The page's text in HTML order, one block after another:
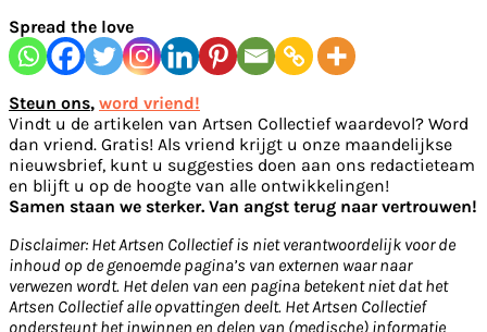
Spread the love
Steun ons, word vriend!
Vindt u de artikelen van Artsen Collectief waardevol? Word
dan vriend. Gratis! Als vriend krijgt u onze maandelijkse
nieuwsbrief, kunt u suggesties doen aan ons redactieteam
en blijft u op de hoogte van alle ontwikkelingen!
Samen staan we sterker. Van angst terug naar vertrouwen!
Disclaimer: Het Artsen Collectief is niet verantwoordelijk voor de
inhoud op de genoemde pagina’s van externen waar naar
verwezen wordt. Het delen van een pagina betekent niet dat het
Artsen Collectief alle opvattingen deelt. Het Artsen Collectief
ondersteunt het inwinnen en delen van (medische) informatie